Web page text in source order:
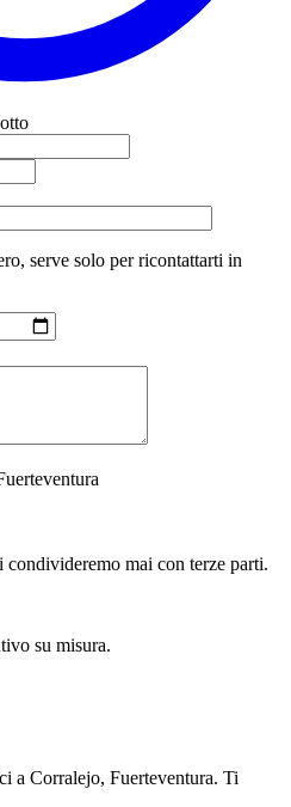
serve solo per ricontattarti in
mai con terze parti.
su misura.
a Corralejo, Fuerteventura. Ti